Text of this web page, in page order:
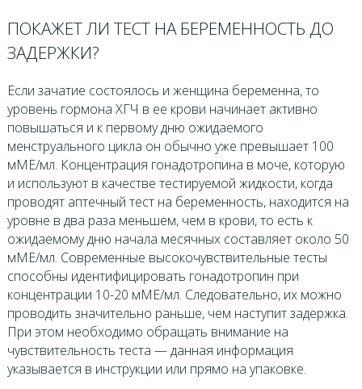
ПОКАЖЕТ ЛИ ТЕСТ НА БЕРЕМЕННОСТЬ ДО
ЗАДЕРЖКИ?
Если зачатие состоялось и женщина беременна, то
уровень гормона ХГЧ в ее крови начинает активно
повышаться и к первому дню ожидаемого
менструального цикла он обычно уже превышает 100
мМЕ/мл. Концентрация гонадотропина в моче, которую
и используют в качестве тестируемой жидкости, когда
проводят аптечный тест на беременность, находится на
уровне в два раза меньшем, чем в крови, то есть к
ожидаемому дню начала месячных составляет около 50
мМЕ/мл. Современные высокочувствительные тесты
способны идентифицировать гонадотропин при
концентрации 10-20 мМЕ/мл. Следовательно, их можно
проводить значительно раньше, чем наступит задержка.
При этом необходимо обращать внимание на
чувствительность теста — данная информация
указывается в инструкции или прямо на упаковке.